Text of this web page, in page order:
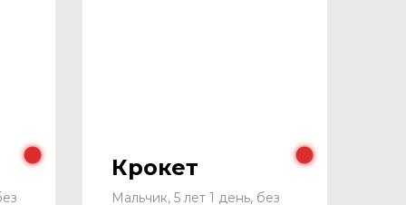
Крокет
Мальчик, 5 лет 1 день, без